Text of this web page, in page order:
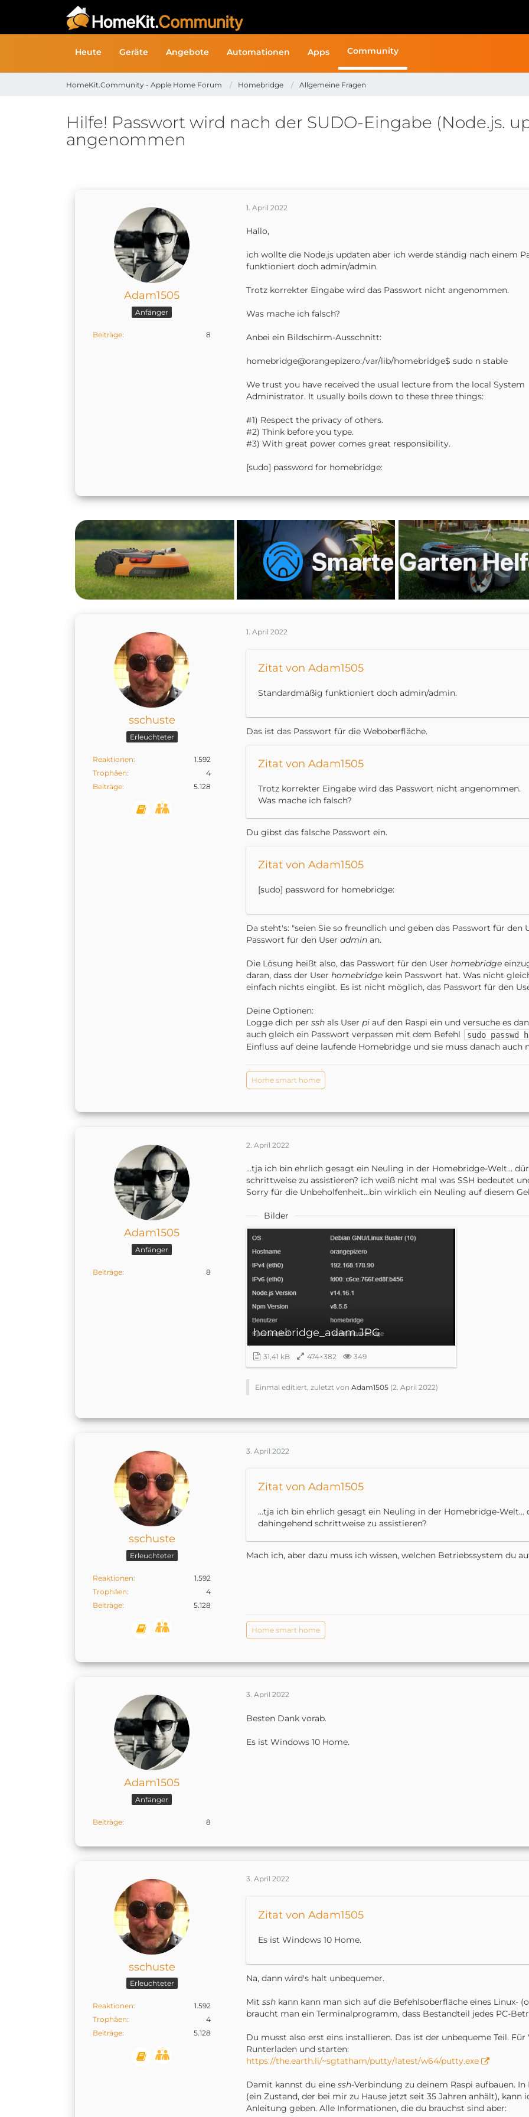
Heute Geräte Angebote Automationen Apps Community
HomeKit.Community - Apple Home Forum Homebridge Allgemeine Fragen
Hilfe! Passwort wird nach der SUDO-Eingabe (Node.js.
angenommen
Adam1505
Anfänger
Beiträge 8
1. April 2022
Hallo,
ich wollte die Node.js updaten aber ich werde ständig nach einem
funktioniert doch admin/admin.
Trotz korrekter Eingabe wird das Passwort nicht angenommen.
Was mache ich falsch?
Anbei ein Bildschirm-Ausschnitt:
homebridge@orangepizero:/var/lib/homebridge$ sudo n stable
We trust you have received the usual lecture from the local System
Administrator. It usually boils down to these three things:
#1) Respect the privacy of others.
#2) Think before you type.
#3) With great power comes great responsibility.
[sudo] password for homebridge:
sschuste
Erleuchteter
Reaktionen
1.592
Trophäen
4
Beiträge
5.128
1. April 2022
Zitat von Adam1505
Standardmäßig funktioniert doch admin/admin.
Das ist das Passwort für die Weboberfläche.
Zitat von Adam1505
Trotz korrekter Eingabe wird das Passwort nicht angenommen.
Was mache ich falsch?
Du gibst das falsche Passwort ein.
Zitat von Adam1505
[sudo] password for homebridge:
Da steht's: "seien Sie so freundlich und geben das Passwort für den
Passwort für den User admin an.
Die Lösung heißt also, das Passwort für den User homebridge
daran, dass der User homebridge kein Passwort hat. Was nicht
einfach nichts eingibt. Es ist nicht möglich, das Passwort für den
Deine Optionen:
Logge dich per ssh als User pi auf den Raspi ein und versuche es
auch gleich ein Passwort verpassen mit dem Befehl
sudo passwd
Einfluss auf deine laufende Homebridge und sie muss danach
Home smart home
Adam1505
Anfänger
Beiträge 8
2. April 2022
...tja ich bin ehrlich gesagt ein Neuling in der Homebridge-Welt...
schrittweise zu assistieren? ich weiß nicht mal was SSH bedeutet
Sorry für die Unbeholfenheit...bin wirklich ein Neuling auf diesem
Bilder
homebridge_adam.JPG
31,41 kB 474×382 349
Einmal editiert, zuletzt von Adam1505 (2. April 2022)
sschuste
Erleuchteter
Reaktionen
1.592
Trophäen
4
Beiträge
5.128
3. April 2022
Zitat von Adam1505
...tja ich bin ehrlich gesagt ein Neuling in der Homebridge-
dahingehend schrittweise zu assistieren?
Mach ich, aber dazu muss ich wissen, welchen Betriebssystem du
Home smart home
Adam1505
Anfänger
Beiträge 8
3. April 2022
Besten Dank vorab.
Es ist Windows 10 Home.
sschuste
Erleuchteter
Reaktionen
1.592
Trophäen
4
Beiträge
5.128
3. April 2022
Zitat von Adam1505
Es ist Windows 10 Home.
Na, dann wird's halt unbequemer.
Mit ssh kann kann man sich auf die Befehlsoberfläche eines Linux-
braucht man ein Terminalprogramm, dass Bestandteil jedes PC-
Du musst also erst eins installieren. Das ist der unbequeme Teil.
Runterladen und starten:
https://the.earth.li/~sgtatham/putty/latest/w64/putty.exe
Damit kannst du eine ssh-Verbindung zu deinem Raspi aufbauen.
(ein Zustand, der bei mir zu Hause jetzt seit 35 Jahren anhält), kann
Anleitung geben. Alle Informationen, die du brauchst sind aber: